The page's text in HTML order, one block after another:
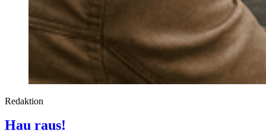
Redaktion
Hau raus!